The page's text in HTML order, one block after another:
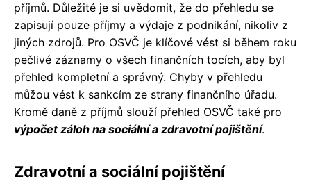
příjmů. Důležité je si uvědomit, že do přehledu se
zapisují pouze příjmy a výdaje z podnikání, nikoliv z
jiných zdrojů. Pro OSVČ je klíčové vést si během roku
pečlivé záznamy o všech finančních tocích, aby byl
přehled kompletní a správný. Chyby v přehledu
můžou vést k sankcím ze strany finančního úřadu.
Kromě daně z příjmů slouží přehled OSVČ také pro
výpočet záloh na sociální a zdravotní pojištění.
Zdravotní a sociální pojištění